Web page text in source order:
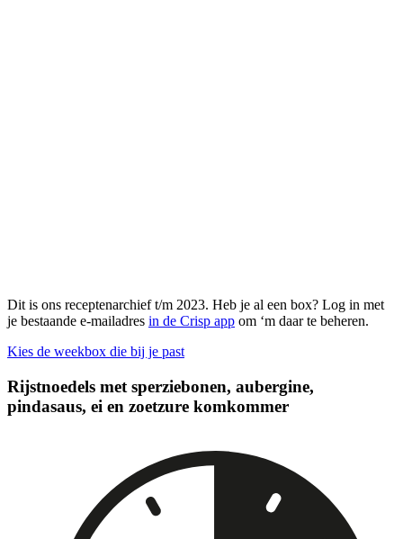
Dit is ons receptenarchief t/m 2023. Heb je al een box? Log in met
je bestaande e-mailadres in de Crisp app om ‘m daar te beheren.
Kies de weekbox die bij je past
Rijstnoedels met sperziebonen, aubergine,
pindasaus, ei en zoetzure komkommer